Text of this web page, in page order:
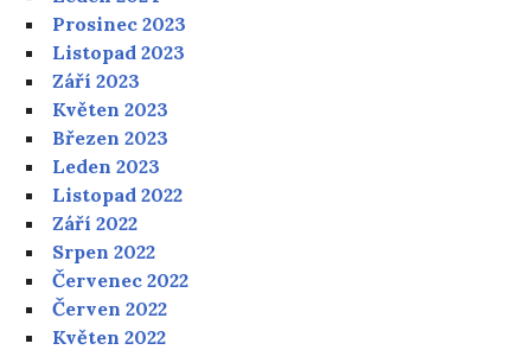
Prosinec 2023
Listopad 2023
Září 2023
Květen 2023
Březen 2023
Leden 2023
Listopad 2022
Září 2022
Srpen 2022
Červenec 2022
Červen 2022
Květen 2022